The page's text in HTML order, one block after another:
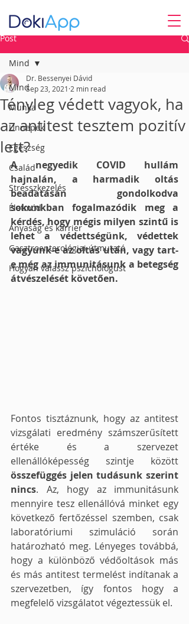
Post
Mind
Munka
Ünnepek
Egészség
Család
Stresszkezelés
Életmód
Anyaság és karrier
Gasztroenterológiai útmutató
Hogyan válassz pszichológust
Mind
Tényleg védett vagyok, ha
az antitest tesztem pozitív
lett?
Dr. Bessenyei Dávid
Sep 23, 2021 2 min read
A negyedik COVID hullám
hajnalán, a harmadik oltás
beadatásán gondolkodva
sokunkban fogalmazódik meg a
kérdés, hogy mégis milyen szintű is
lehet a védettségünk, védettek
vagyunk-e az oltás után, vagy tart-
e még az immunitásunk a betegség
átvészelését követően.
Fontos tisztáznunk, hogy az antitest
vizsgálati eredmény számszerűsített
értéke és a szervezet
összefüggés jelen tudásunk szerint
nincs. Az, hogy az immunitásunk
mennyire tesz ellenállóvá minket egy
következő fertőzéssel szemben, csak
laboratóriumi szimuláció során
határozható meg. Lényeges továbbá,
hogy a különböző védőoltások más
és más antitest termelést indítanak a
szervezetben, így fontos hogy a
megfelelő vizsgálatot végeztessük el.